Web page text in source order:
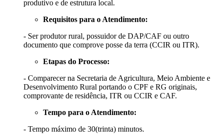
produtivo e de estrutura local.
Requisitos para o Atendimento:
- Ser produtor rural, possuidor de DAP/CAF ou outro
documento que comprove posse da terra (CCIR ou ITR).
Etapas do Processo:
- Comparecer na Secretaria de Agricultura, Meio Ambiente e
Desenvolvimento Rural portando o CPF e RG originais,
comprovante de residência, ITR ou CCIR e CAF.
Tempo para o Atendimento:
- Tempo máximo de 30(trinta) minutos.